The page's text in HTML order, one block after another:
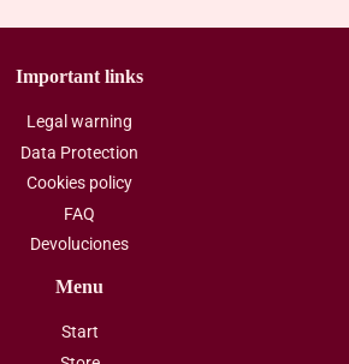
Important links
Legal warning
Data Protection
Cookies policy
FAQ
Devoluciones
Menu
Start